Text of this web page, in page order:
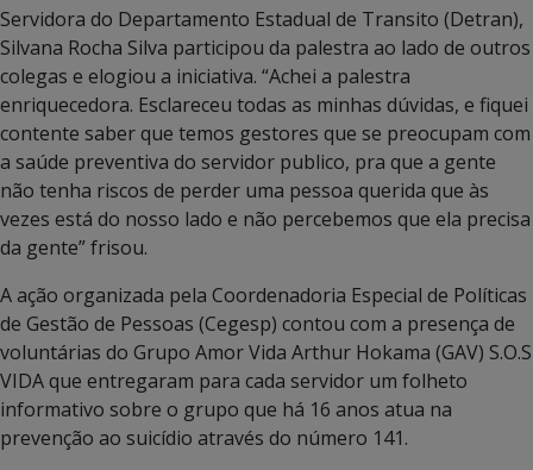
Servidora do Departamento Estadual de Transito (Detran),
Silvana Rocha Silva participou da palestra ao lado de outros
colegas e elogiou a iniciativa. “Achei a palestra
enriquecedora. Esclareceu todas as minhas dúvidas, e fiquei
contente saber que temos gestores que se preocupam com
a saúde preventiva do servidor publico, pra que a gente
não tenha riscos de perder uma pessoa querida que às
vezes está do nosso lado e não percebemos que ela precisa
da gente” frisou.
A ação organizada pela Coordenadoria Especial de Políticas
de Gestão de Pessoas (Cegesp) contou com a presença de
voluntárias do Grupo Amor Vida Arthur Hokama (GAV) S.O.S
VIDA que entregaram para cada servidor um folheto
informativo sobre o grupo que há 16 anos atua na
prevenção ao suicídio através do número 141.